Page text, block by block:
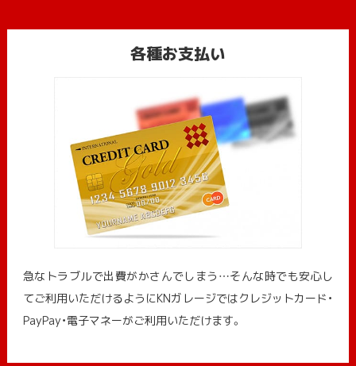
各種お支払い
急なトラブルで出費がかさんでしまう…そんな時でも安心し
てご利用いただけるようにKNガレージではクレジットカード・
PayPay・電子マネーがご利用いただけます。